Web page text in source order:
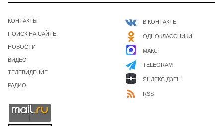
КОНТАКТЫ
ПОИСК НА САЙТЕ
НОВОСТИ
ВИДЕО
ТЕЛЕВИДЕНИЕ
РАДИО
В КОНТАКТЕ
ОДНОКЛАССНИКИ
МАКС
TELEGRAM
ЯНДЕКС ДЗЕН
RSS